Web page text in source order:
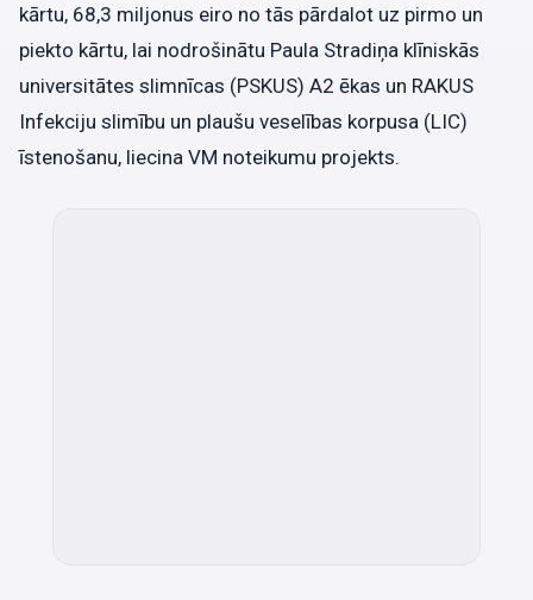
kārtu, 68,3 miljonus eiro no tās pārdalot uz pirmo un
piekto kārtu, lai nodrošinātu Paula Stradiņa klīniskās
universitātes slimnīcas (PSKUS) A2 ēkas un RAKUS
Infekciju slimību un plaušu veselības korpusa (LIC)
īstenošanu, liecina VM noteikumu projekts.